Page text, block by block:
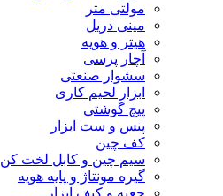
مولتی متر
مینی دریل
هیتر و هویه
آچار پرسی
سشوار صنعتی
ابزار لحیم کاری
پیچ گوشتی
پنس و ست ابزار
کف چین
سیم چین و کابل لخت کن
گیره مونتاژ و پایه هویه
جعبه و کیف ابزار